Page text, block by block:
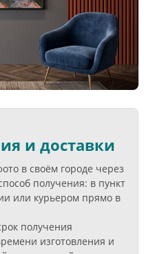
и доставки
в своём городе через
получения: в пункт
или курьером прямо в
получения
изготовления и